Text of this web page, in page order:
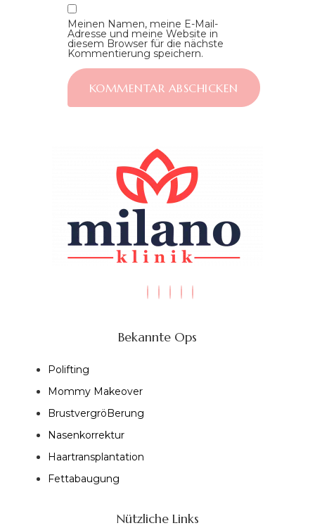
Meinen Namen, meine E-Mail-
Adresse und meine Website in
diesem Browser für die nächste
Kommentierung speichern.
Bekannte Ops
Polifting
Mommy Makeover
BrustvergröBerung
Nasenkorrektur
Haartransplantation
Fettabaugung
Nützliche Links